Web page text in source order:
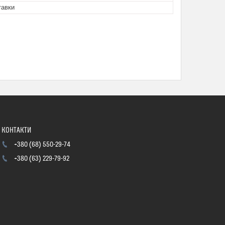
+380 (68) 550-29-74
+380 (63) 229-79-92